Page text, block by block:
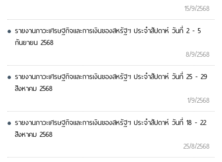
15/9/2568
รายงานภาวะเศรษฐกิจและการเงินของสหรัฐฯ ประจำสัปดาห์ วันที่ 2 - 5
กันยายน 2568
8/9/2568
รายงานภาวะเศรษฐกิจและการเงินของสหรัฐฯ ประจำสัปดาห์ วันที่ 25 - 29
สิงหาคม 2568
1/9/2568
รายงานภาวะเศรษฐกิจและการเงินของสหรัฐฯ ประจำสัปดาห์ วันที่ 18 - 22
สิงหาคม 2568
25/8/2568